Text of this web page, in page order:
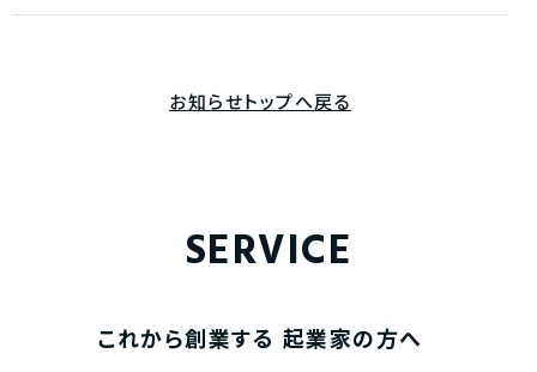
お知らせトップへ戻る
SERVICE
これから創業する 起業家の方へ